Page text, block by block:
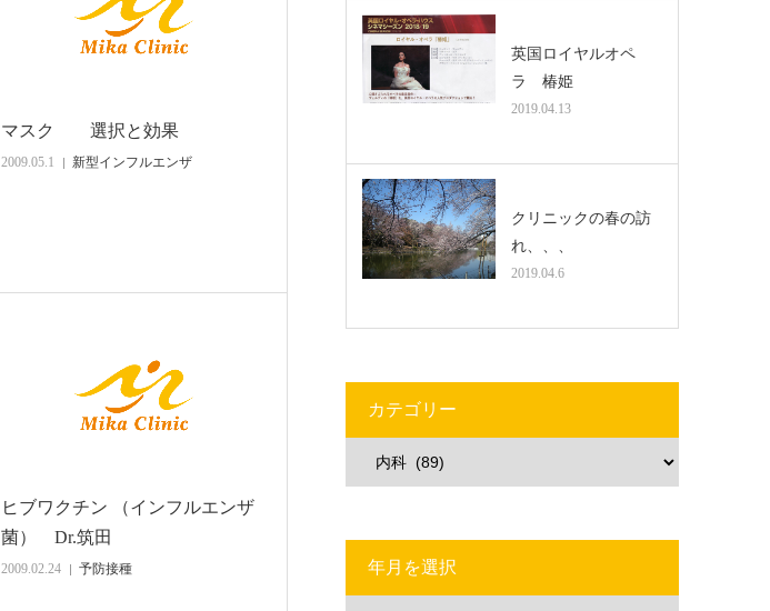
マスク 選択と効果
2009.05.1 新型インフルエンザ
ヒブワクチン （インフルエンザ
菌） Dr.筑田
2009.02.24 予防接種
英国ロイヤルオペ
ラ 椿姫
2019.04.13
クリニックの春の訪
れ、、、
2019.04.6
カテゴリー
年月を選択